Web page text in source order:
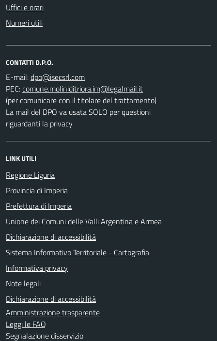
Uffici e orari
Numeri utili
CONTATTI D.P.O.
E-mail:
PEC:
(per comunicare con il titolare del trattamento)
La mail del DPO va usata SOLO per questioni
riguardanti la privacy
LINK UTILI
Regione Liguria
Provincia di Imperia
Prefettura di Imperia
Unione dei Comuni delle Valli Argentina e Armea
Dichiarazione di accessibilità
Sistema Informativo Territoriale - Cartografia
Informativa privacy
Note legali
Dichiarazione di accessibilità
Amministrazione trasparente
Leggi le FAQ
Segnalazione disservizio